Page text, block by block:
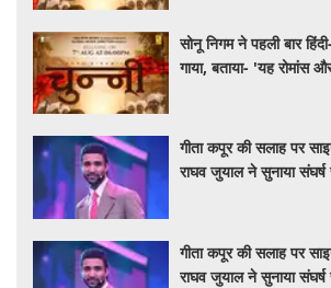
सोनू निगम ने पहली बार
गाया, बताया- 'यह रोमांस
गीता कपूर की सलाह पर
राघव जुयाल ने सुनाया
गीता कपूर की सलाह पर
राघव जुयाल ने सुनाया